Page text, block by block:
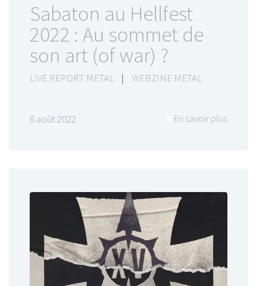
Sabaton au Hellfest
2022 : Au sommet de
son art (of war) ?
LIVE REPORT METAL | WEBZINE METAL
6 août 2022 En savoir plus